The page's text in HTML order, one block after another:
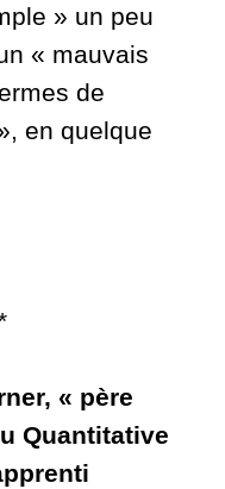
» un peu
« mauvais
de
en quelque
« père
Quantitative